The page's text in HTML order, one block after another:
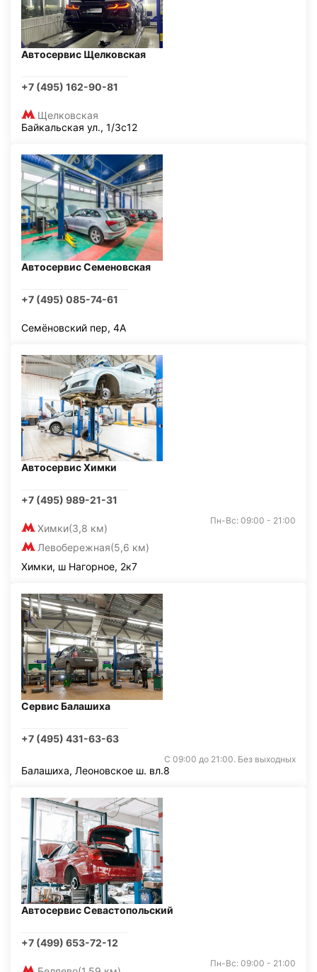
Автосервис Щелковская
+7 (495) 162-90-81
Щелковская
Байкальская ул., 1/3с12
Автосервис Семеновская
+7 (495) 085-74-61
Семёновский пер, 4А
Автосервис Химки
+7 (495) 989-21-31
Химки(3,8 км)
Левобережная(5,6 км)
Пн-Вс: 09:00 - 21:00
Химки, ш Нагорное, 2к7
Сервис Балашиха
+7 (495) 431-63-63
С 09:00 до 21:00. Без выходных
Балашиха, Леоновское ш. вл.8
Автосервис Севастопольский
+7 (499) 653-72-12
Пн-Вс: 09:00 - 21:00